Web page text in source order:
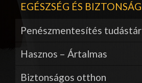
EGÉSZSÉG ÉS BIZTONSÁG
Penészmentesítés tudástár
Hasznos – Ártalmas
Biztonságos otthon